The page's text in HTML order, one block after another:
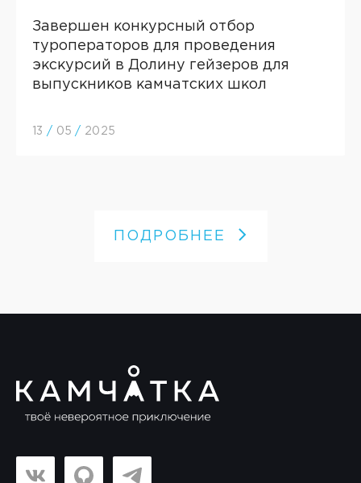
Завершен конкурсный отбор
туроператоров для проведения
экскурсий в Долину гейзеров для
выпускников камчатских школ
13 / 05 / 2025
ПОДРОБНЕЕ